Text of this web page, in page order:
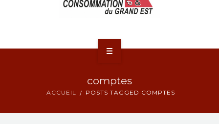
comptes
ACCUEIL POSTS TAGGED COMPTES